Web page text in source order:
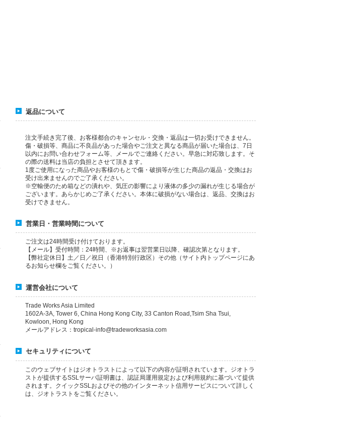
返品について
注文手続き完了後、お客様都合のキャンセル・交換・返品は一切お受けできません。
傷・破損等、商品に不良品があった場合やご注文と異なる商品が届いた場合は、7日
以内にお問い合わせフォーム等、メールでご連絡ください。早急に対応致します。そ
の際の送料は当店の負担とさせて頂きます。
1度ご使用になった商品やお客様のもとで傷・破損等が生じた商品の返品・交換はお
受け出来ませんのでご了承ください。
※空輸便のため箱などの潰れや、気圧の影響により液体の多少の漏れが生じる場合が
ございます。あらかじめご了承ください。本体に破損がない場合は、返品、交換はお
受けできません。
営業日・営業時間について
ご注文は24時間受け付けております。
【メール】受付時間：24時間、※お返事は翌営業日以降、確認次第となります。
【弊社定休日】土／日／祝日（香港特別行政区）その他（サイト内トップページにあ
るお知らせ欄をご覧ください。）
運営会社について
Trade Works Asia Limited
1602A-3A, Tower 6, China Hong Kong City, 33 Canton Road,Tsim Sha Tsui,
Kowloon, Hong Kong
メールアドレス：tropical-info@tradeworksasia.com
セキュリティについて
このウェブサイトはジオトラストによって以下の内容が証明されています。ジオトラ
ストが提供するSSLサーバ証明書は、認証局運用規定および利用規約に基づいて提供
されます。クイックSSLおよびその他のインターネット信用サービスについて詳しく
は、ジオトラストをご覧ください。